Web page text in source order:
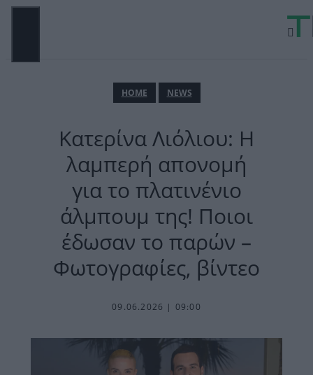
Μετάβαση
ΗΟΜΕ NEWS
Κατερίνα Λιόλιου: Η
λαμπερή απονομή
για το πλατινένιο
άλμπουμ της! Ποιοι
έδωσαν το παρών –
Φωτογραφίες, βίντεο
09.06.2026 | 09:00